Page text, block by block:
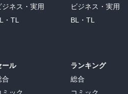
ジネス・実用
・TL
ール
合
ビジネス・実用
BL・TL
ランキング
総合